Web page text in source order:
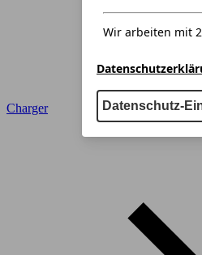
Wir arbeiten mit
Datenschutz-
Charger